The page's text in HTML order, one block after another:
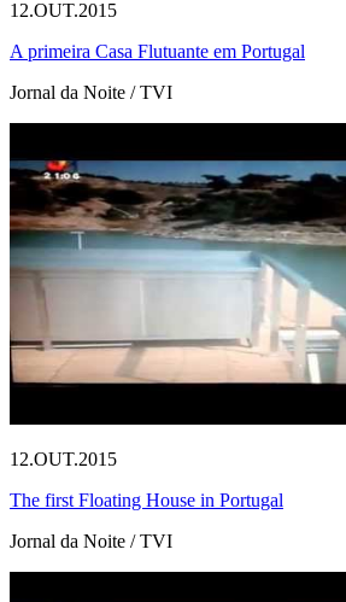
12.OUT.2015
A primeira Casa Flutuante em Portugal
Jornal da Noite / TVI
12.OUT.2015
The first Floating House in Portugal
Jornal da Noite / TVI